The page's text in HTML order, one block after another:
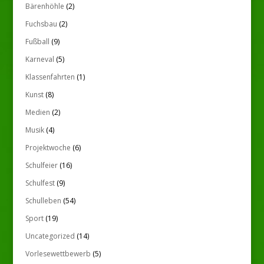
Bärenhöhle (2)
Fuchsbau (2)
Fußball (9)
Karneval (5)
Klassenfahrten (1)
Kunst(8)
Medien (2)
Musik(4)
Projektwoche (6)
Schulfeier(16)
Schulfest(9)
Schulleben (54)
Sport(19)
Uncategorized (14)
Vorlesewettbewerb (5)